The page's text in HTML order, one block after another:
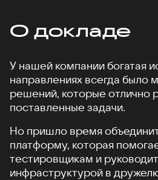
О докладе
У нашей компании богатая
направлениях всегда было
решений, которые отлично
поставленные задачи.
Но пришло время
платформу, которая
тестировщикам и
инфраструктурой в